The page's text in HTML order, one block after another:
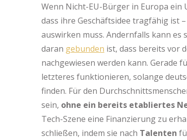
Wenn Nicht-EU-Bürger in Europa ein
dass ihre Geschäftsidee tragfähig ist
auswirken muss. Andernfalls kann
daran gebunden ist, dass bereits vor
nachgewiesen werden kann. Gerade
letzteres funktionieren, solange
finden. Für den
sein, ohne ein bereits etabliertes
Tech-Szene eine Finanzierung zu
schließen, indem sie nach Talenten